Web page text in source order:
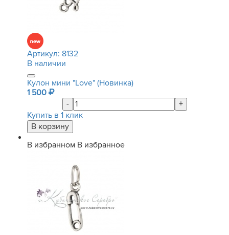
Артикул: 8132
В наличии
Кулон мини "Love" (Новинка)
1 500
-
+
Купить в 1 клик
В избранном В избранное